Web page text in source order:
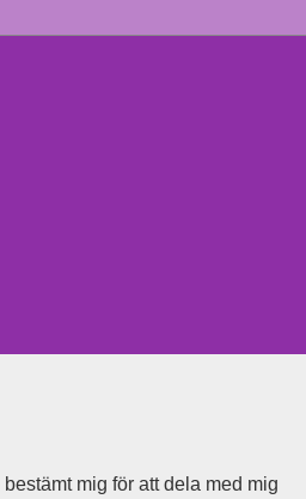
mig för att dela med mig